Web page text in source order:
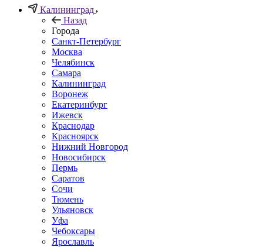
Калининград
Назад
Города
Санкт-Петербург
Москва
Челябинск
Самара
Калининград
Воронеж
Екатеринбург
Ижевск
Краснодар
Красноярск
Нижний Новгород
Новосибирск
Пермь
Саратов
Сочи
Тюмень
Ульяновск
Уфа
Чебоксары
Ярославль